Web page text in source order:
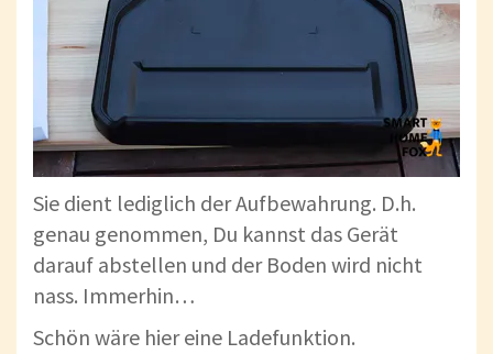
Sie dient lediglich der Aufbewahrung. D.h.
genau genommen, Du kannst das Gerät
darauf abstellen und der Boden wird nicht
nass. Immerhin…
Schön wäre hier eine Ladefunktion.